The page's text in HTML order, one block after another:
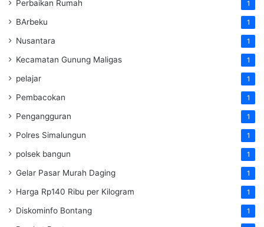
Perbaikan Rumah 1
BArbeku 1
Nusantara 1
Kecamatan Gunung Maligas 1
pelajar 1
Pembacokan 1
Pengangguran 1
Polres Simalungun 1
polsek bangun 1
Gelar Pasar Murah Daging 1
Harga Rp140 Ribu per Kilogram 1
Diskominfo Bontang 1